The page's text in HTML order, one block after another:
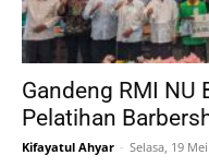
Gandeng RMI NU
Pelatihan
Kifayatul Ahyar - Selasa, 19